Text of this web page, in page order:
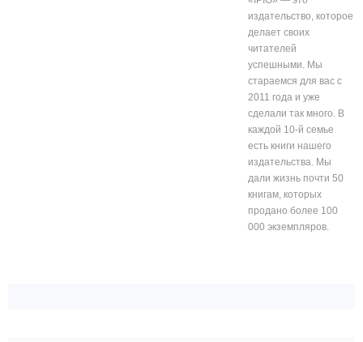
издательство, которое
делает своих
читателей
успешными. Мы
стараемся для вас с
2011 года и уже
сделали так много. В
каждой 10-й семье
есть книги нашего
издательства. Мы
дали жизнь почти 50
книгам, которых
продано более 100
000 экземпляров.